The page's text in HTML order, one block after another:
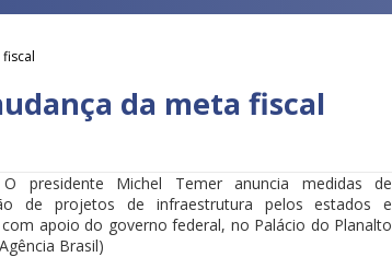
da meta fiscal
presidente Michel Temer anuncia medidas de
de projetos de infraestrutura pelos estados e
apoio do governo federal, no Palácio do Planalto
Brasil)